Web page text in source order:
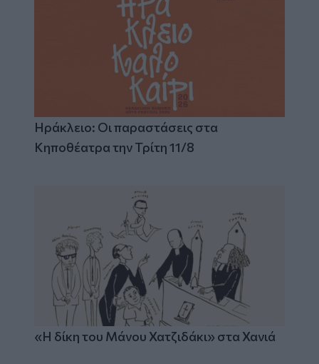
Ηράκλειο: Οι παραστάσεις στα
Κηποθέατρα την Τρίτη 11/8
«Η δίκη του Μάνου Χατζιδάκι» στα Χανιά